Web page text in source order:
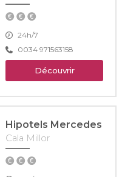
24h/7
0034 971563158
Découvrir
Hipotels Mercedes
Cala Millor